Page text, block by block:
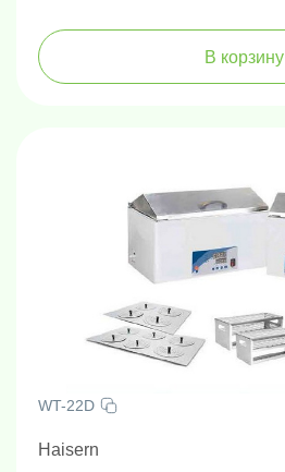
В корзину
WT-22D
Haisern